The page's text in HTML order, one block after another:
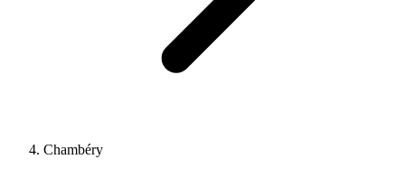
Chambéry